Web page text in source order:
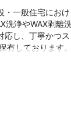
・一般住宅にお
洗浄やWAX剥離
応し、丁寧かつ
しております。
ング年間10件
お客様が満足し